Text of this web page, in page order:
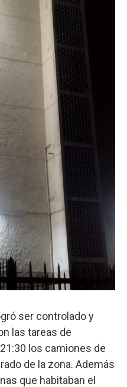
ser controlado y
las tareas de
los camiones de
de la zona. Además
que habitaban el